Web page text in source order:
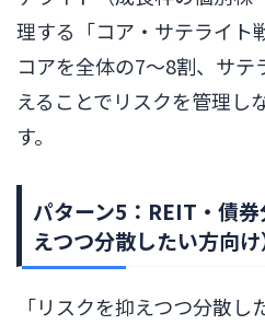
理する「コア・サテライト
コアを全体の7〜8割、サ
えることでリスクを管理し
す。
パターン5：REIT・債
えつつ分散したい方向け
「リスクを抑えつつ分散